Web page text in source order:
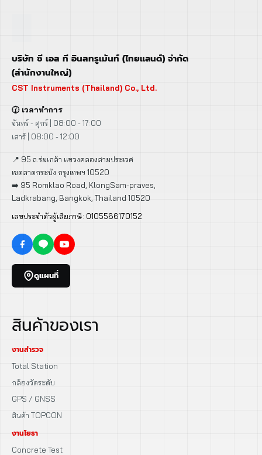
บริษัท ซี เอส ที อินสทรูเม้นท์ (ไทยแลนด์) จำกัด
(สำนักงานใหญ่)
CST Instruments (Thailand) Co., Ltd.
🕜 เวลาทำการ
จันทร์ - ศุกร์ | 08:00 - 17:00
เสาร์ | 08:00 - 12:00
📍 95 ถ.ร่มเกล้า แขวงคลองสามประเวศ
เขตลาดกระบัง กรุงเทพฯ 10520
➡️ 95 Romklao Road, KlongSam-praves,
Ladkrabang, Bangkok, Thailand 10520
เลขประจำตัวผู้เสียภาษี: 0105566170152
ดูแผนที่
สินค้าของเรา
งานสำรวจ
Total Station
กล้องวัดระดับ
GPS / GNSS
สินค้า TOPCON
งานโยธา
Concrete Test